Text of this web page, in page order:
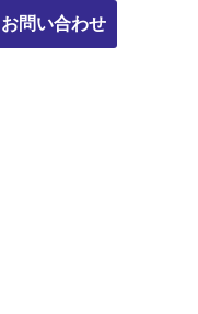
お問い合わせ